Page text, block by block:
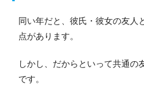
同い年だと、彼氏・彼女の友人
点があります。
しかし、だからといって共通の
です。